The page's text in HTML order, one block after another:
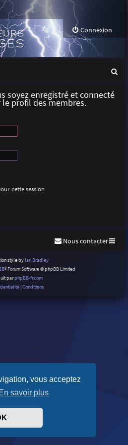
vous acceptez
savoir plus
Connexion
soyez enregistré et connecté
profil des membres.
cette session
Nous contacter
style by Ian Bradley
® Forum Software © phpBB Limited
parphpBB-fr.com
|Conditions